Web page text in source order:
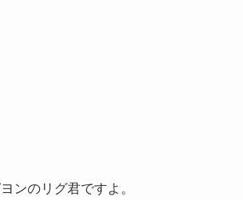
ンのリグ君ですよ。